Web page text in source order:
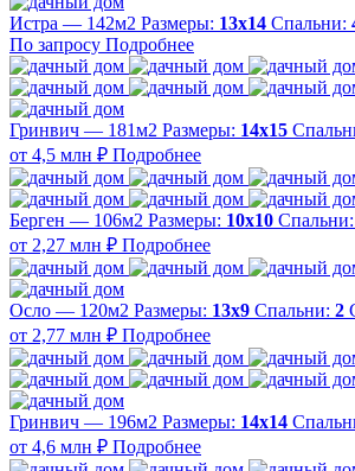
Истра — 142м2 Размеры: 13х14 Спальни:
По запросу Подробнее
Гринвич — 181м2 Размеры: 14х15
от 4,5 млн ₽ Подробнее
Берген — 106м2 Размеры: 10х10 Спальни:
от 2,27 млн ₽ Подробнее
Осло — 120м2 Размеры: 13х9 Спальни: 2
от 2,77 млн ₽ Подробнее
Гринвич — 196м2 Размеры: 14х14
от 4,6 млн ₽ Подробнее